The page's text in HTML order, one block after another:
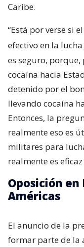
Caribe.
“Está por verse si
efectivo en la
es seguro,
cocaína hacia
detenido por el
llevando cocaína
Entonces, la
realmente eso es
militares para
realmente es
Oposición en
Américas
El anuncio de la
formar parte de la